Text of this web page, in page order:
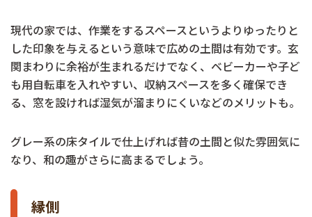
現代の家では、作業をするスペースというよりゆったりと
した印象を与えるという意味で広めの土間は有効です。玄
関まわりに余裕が生まれるだけでなく、ベビーカーや子ど
も用自転車を入れやすい、収納スペースを多く確保でき
る、窓を設ければ湿気が溜まりにくいなどのメリットも。
グレー系の床タイルで仕上げれば昔の土間と似た雰囲気に
なり、和の趣がさらに高まるでしょう。
縁側